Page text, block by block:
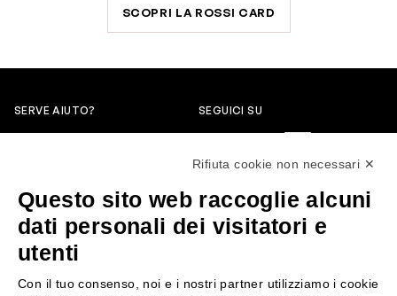
SCOPRI LA ROSSI CARD
SERVE AIUTO?
servizioclienti@rossiprofumi.it
SEGUICI SU
SERVIZIO CLIENTI
Resi e rimborsi
Chi siamo
Rifiuta cookie non necessari ✕
Questo sito web raccoglie alcuni
dati personali dei visitatori e
utenti
Con il tuo consenso, noi e i nostri partner utilizziamo i cookie